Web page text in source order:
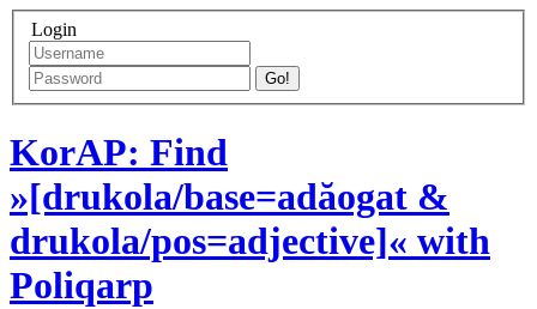
Login
Go!
KorAP: Find
»[drukola/base=adăogat &
drukola/pos=adjective]« with
Poliqarp